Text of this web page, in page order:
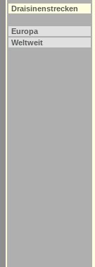
Draisinenstrecken
Europa
Weltweit